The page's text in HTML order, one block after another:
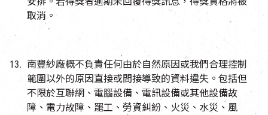
取消。
南豐紗廠概不負責任何由於自然原因或我們合理控制
範圍以外的原因直接或間接導致的資料違失。包括但
不限於互聯網、電腦設備、電訊設備或其他設備故
障、電力故障、罷工、勞資糾紛、火災、水災、風